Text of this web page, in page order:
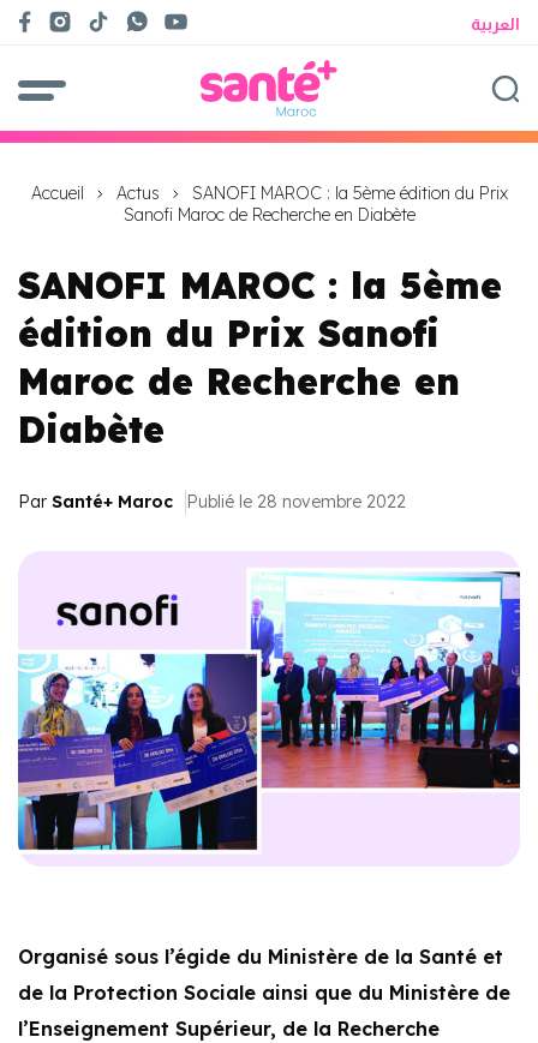
العربية
Accueil Actus
SANOFI MAROC : la 5ème édition du Prix
Sanofi Maroc de Recherche en Diabète
SANOFI MAROC : la 5ème
édition du Prix Sanofi
Maroc de Recherche en
Diabète
Par Santé+ Maroc Publié le 28 novembre 2022
Organisé sous l’égide du Ministère de la Santé et
de la Protection Sociale ainsi que du Ministère de
l’Enseignement Supérieur, de la Recherche